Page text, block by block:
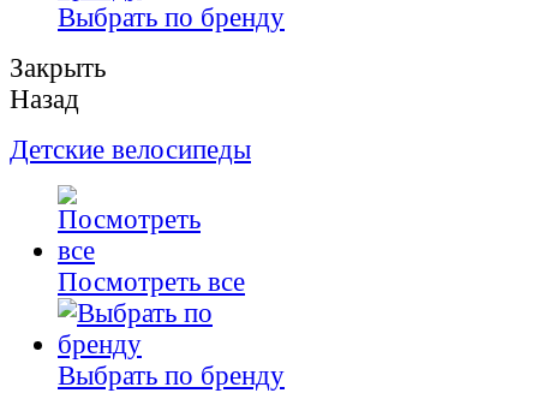
Выбрать по бренду
Закрыть
Назад
Детские велосипеды
Посмотреть все
Выбрать по бренду